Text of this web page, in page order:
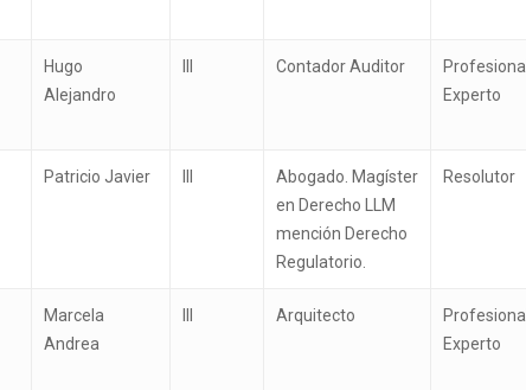
Hugo
Alejandro
Contador Auditor
Profesional
Experto
Patricio Javier
Abogado. Magíster
en Derecho LLM
mención Derecho
Regulatorio.
Resolutor
Marcela
Andrea
Arquitecto
Profesional
Experto